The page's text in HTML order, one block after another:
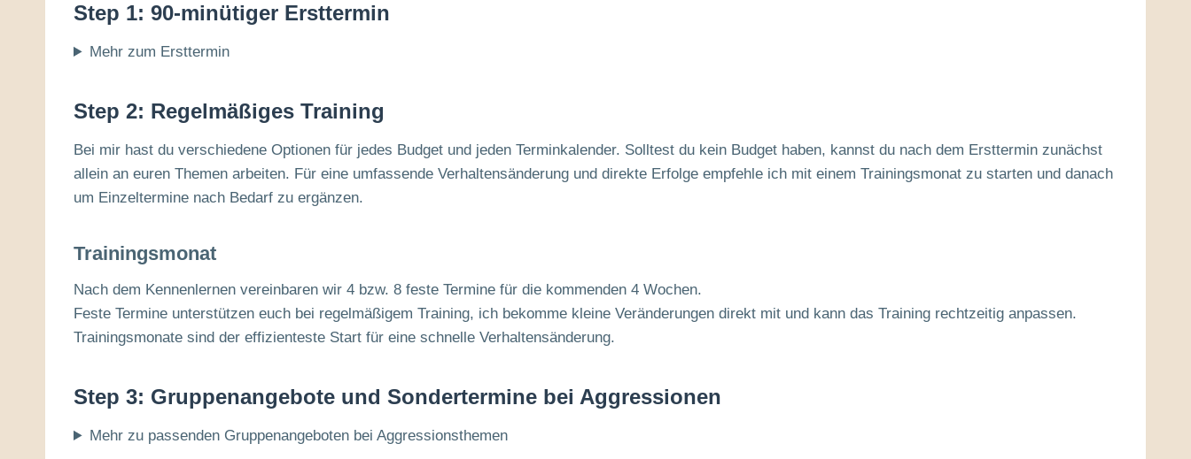
Step 1: 90-minütiger Ersttermin
Mehr zum Ersttermin
Step 2: Regelmäßiges Training
Bei mir hast du verschiedene Optionen für jedes Budget und jeden Terminkalender. Solltest du kein Budget haben, kannst du nach dem Ersttermin zunächst
allein an euren Themen arbeiten. Für eine umfassende Verhaltensänderung und direkte Erfolge empfehle ich mit einem Trainingsmonat zu starten und danach
um Einzeltermine nach Bedarf zu ergänzen.
Trainingsmonat
Nach dem Kennenlernen vereinbaren wir 4 bzw. 8 feste Termine für die kommenden 4 Wochen.
Feste Termine unterstützen euch bei regelmäßigem Training, ich bekomme kleine Veränderungen direkt mit und kann das Training rechtzeitig anpassen.
Trainingsmonate sind der effizienteste Start für eine schnelle Verhaltensänderung.
Step 3: Gruppenangebote und Sondertermine bei Aggressionen
Mehr zu passenden Gruppenangeboten bei Aggressionsthemen